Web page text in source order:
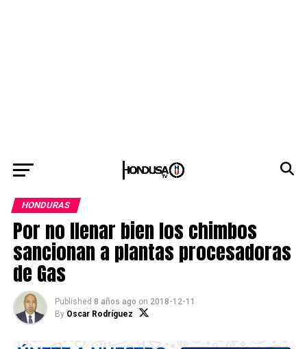
HONDURAS
Por no llenar bien los chimbos
sancionan a plantas procesadoras
de Gas
Published 8 años ago on 2018-12-11
By Oscar Rodríguez